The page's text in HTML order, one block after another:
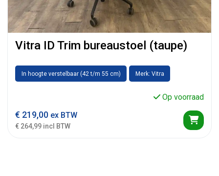
Vitra ID Trim bureaustoel (taupe)
In hoogte verstelbaar (42 t/m 55 cm) Merk: Vitra
Op voorraad
€ 219,00 ex BTW
€ 264,99 incl BTW